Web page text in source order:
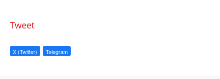
Tweet
X (Twitter) Telegram